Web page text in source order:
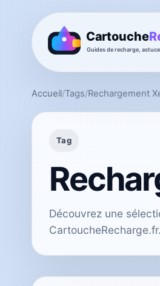
Accueil/Tags/Rechargement
Tag
Découvrez une
CartoucheRecharge.fr.